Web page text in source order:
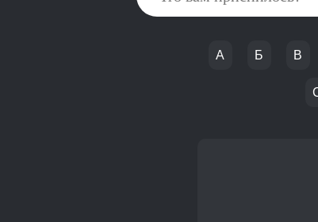
А Б В